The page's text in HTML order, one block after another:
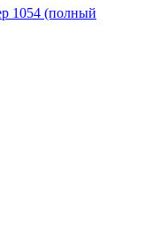
1054 (полный